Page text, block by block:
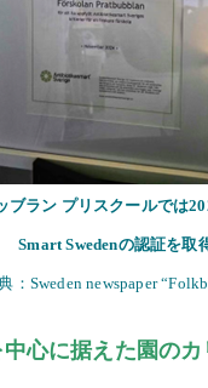
ブラン プリスクールでは
Smart Swedenの認証を取
典：Sweden newspaper
心に据えた園のカ